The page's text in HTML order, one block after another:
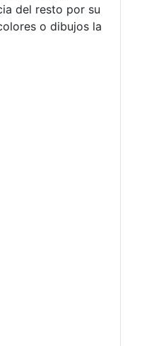
del resto por su
o dibujos la